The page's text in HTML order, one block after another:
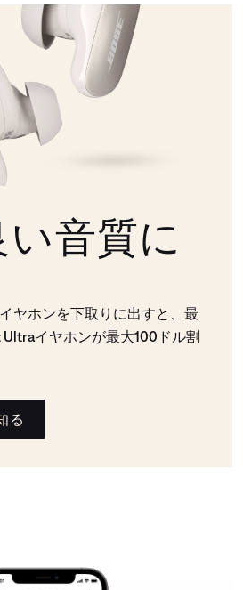
い音質に
ヤホンを下取りに出すと、最
イヤホンが最大100ドル割
る